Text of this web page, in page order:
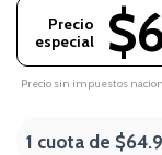
Precio
especial
Precio sin impuestos
1 cuota de